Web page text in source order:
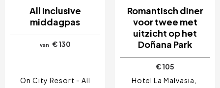
All Inclusive
middagpas
van € 130
On City Resort - All
Romantisch diner
voor twee met
uitzicht op het
Doñana Park
€ 105
Hotel La Malvasia